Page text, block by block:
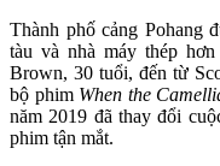
Thành phố cảng Pohang
tàu và nhà máy thép
Brown, 30 tuổi, đến từ
bộ phim When the
năm 2019 đã thay đổi
phim tận mắt.